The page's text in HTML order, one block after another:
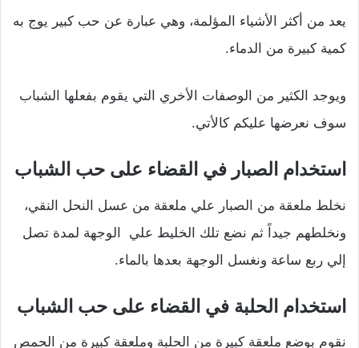
يعد من أكثر الأشياء المؤلمة، وهي عبارة عن حب كبير يوج به
كمية كبيرة من الدماء.
ويوجد الكثير من الوصفات الأخري التي يقوم بفعلها الشباب
سوف نعرضها عليكم كالأتي.
استخدام الصبار في القضاء على حب الشباب
نخلط ملعقة من الصبار علي ملعقة من عسل النحل النقي،
ونخلطهم جيداً ثم نضع تلك الخليط علي الوجهة لمدة تصل
إلي ربع ساعة ونغسل الوجهة بعدها بالماء.
استخدام الحلبة في القضاء على حب الشباب
نقوم بوضع ملعقة كبيرة من الحلبة وملعقة كبيرة من الحمص